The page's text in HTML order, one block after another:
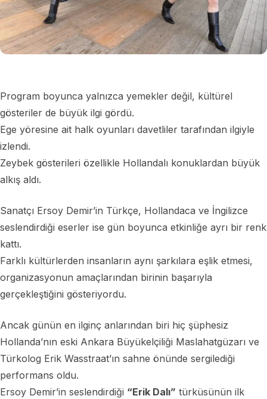
Program boyunca yalnızca yemekler değil, kültürel
gösteriler de büyük ilgi gördü.
Ege yöresine ait halk oyunları davetliler tarafından ilgiyle
izlendi.
Zeybek gösterileri özellikle Hollandalı konuklardan büyük
alkış aldı.
Sanatçı Ersoy Demir’in Türkçe, Hollandaca ve İngilizce
seslendirdiği eserler ise gün boyunca etkinliğe ayrı bir renk
kattı.
Farklı kültürlerden insanların aynı şarkılara eşlik etmesi,
organizasyonun amaçlarından birinin başarıyla
gerçekleştiğini gösteriyordu.
Ancak günün en ilginç anlarından biri hiç şüphesiz
Hollanda’nın eski Ankara Büyükelçiliği Maslahatgüzarı ve
Türkolog Erik Wasstraat’ın sahne önünde sergilediği
performans oldu.
Ersoy Demir’in seslendirdiği “Erik Dalı” türküsünün ilk